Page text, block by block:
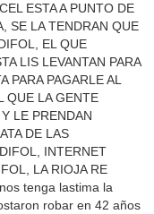
ESTA A PUNTO DE
SE LA TENDRAN QUE
EL QUE
LIS LEVANTAN PARA
PARA PAGARLE AL
QUE LA GENTE
LE PRENDAN
DE LAS
INTERNET
LA RIOJA RE
tenga lastima la
robar en 42 años